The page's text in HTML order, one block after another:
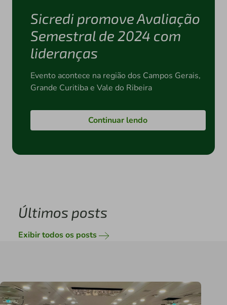
Sicredi promove Avaliação
Semestral de 2024 com
lideranças
Evento acontece na região dos Campos Gerais,
Grande Curitiba e Vale do Ribeira
Continuar lendo
Últimos posts
Exibir todos os posts